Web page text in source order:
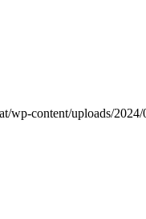
wp-content/uploads/